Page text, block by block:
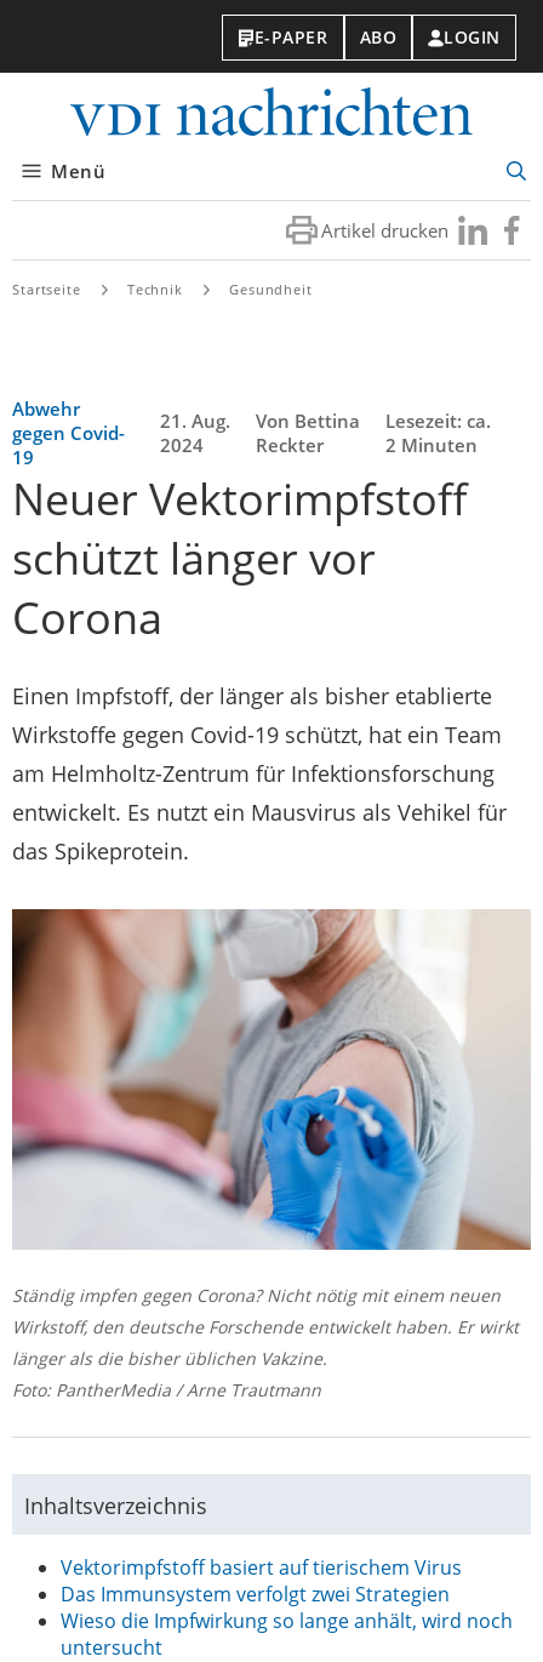
E-PAPER ABO LOGIN
Menü
Artikel drucken Besuchen
Sie
Sie
Startseite Technik Gesundheit
Abwehr
gegen Covid-
19
21. Aug.
2024
Von Bettina
Reckter
Lesezeit: ca.
2 Minuten
Neuer Vektorimpfstoff
schützt länger vor
Corona
Einen Impfstoff, der länger als bisher etablierte
Wirkstoffe gegen Covid-19 schützt, hat ein Team
am Helmholtz-Zentrum für Infektionsforschung
entwickelt. Es nutzt ein Mausvirus als Vehikel für
das Spikeprotein.
Ständig impfen gegen Corona? Nicht nötig mit einem neuen
Wirkstoff, den deutsche Forschende entwickelt haben. Er wirkt
länger als die bisher üblichen Vakzine.
Foto: PantherMedia / Arne Trautmann
Inhaltsverzeichnis
Vektorimpfstoff basiert auf tierischem Virus
Das Immunsystem verfolgt zwei Strategien
Wieso die Impfwirkung so lange anhält, wird noch
untersucht